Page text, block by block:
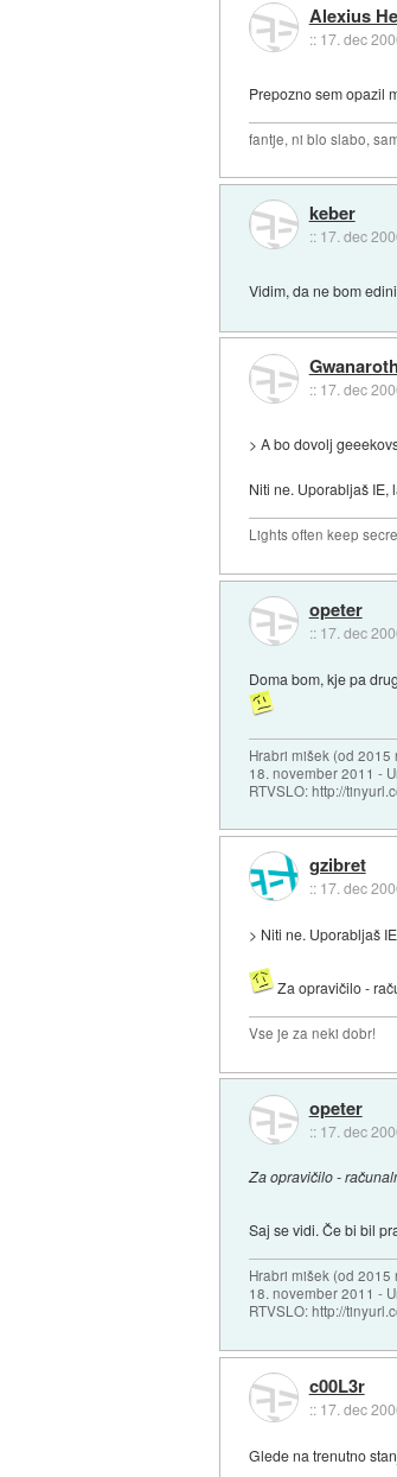
Alexius
:: 17. dec
Prepozno sem opazil
fantje, ni blo slabo,
keber
:: 17. dec
Vidim, da ne bom
Gwanaroth
:: 17. dec
> A bo dovolj
Niti ne. Uporabljaš IE,
Lights often keep
opeter
:: 17. dec
Doma bom, kje pa
Hrabri mišek (od 2015
18. november 2011 -
RTVSLO: http://
gzibret
:: 17. dec
> Niti ne. Uporabljaš
Za opravičilo -
Vse je za neki dobr!
opeter
:: 17. dec
Za opravičilo -
Saj se vidi. Če bi bil
Hrabri mišek (od 2015
18. november 2011 -
RTVSLO: http://
c00L3r
:: 17. dec
Glede na trenutno